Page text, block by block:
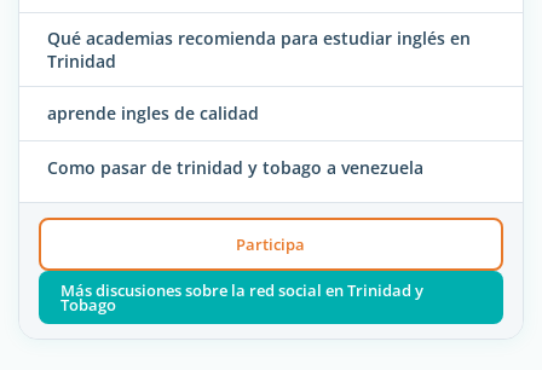
Qué academias recomienda para estudiar inglés en
Trinidad
aprende ingles de calidad
Como pasar de trinidad y tobago a venezuela
Participa
Más discusiones sobre la red social en Trinidad y
Tobago